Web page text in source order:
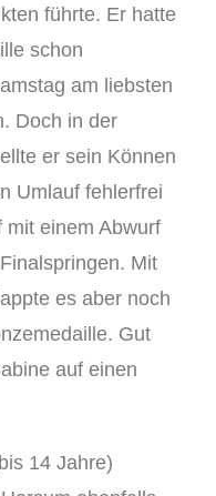
führte. Er hatte
schon
am liebsten
Doch in der
er sein Können
Umlauf fehlerfrei
mit einem Abwurf
Mit
es aber noch
Gut
auf einen
14 Jahre)